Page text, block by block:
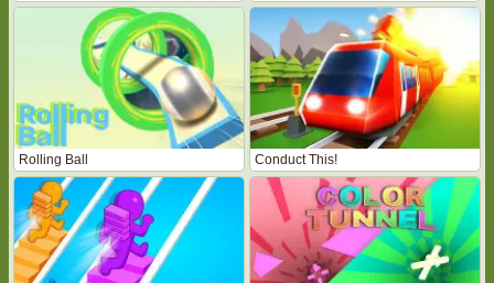
Rolling Ball Conduct This!